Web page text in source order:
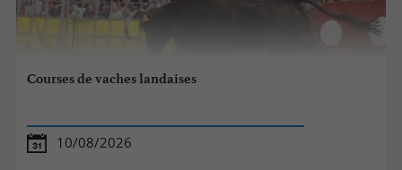
Courses de vaches landaises
10/08/2026